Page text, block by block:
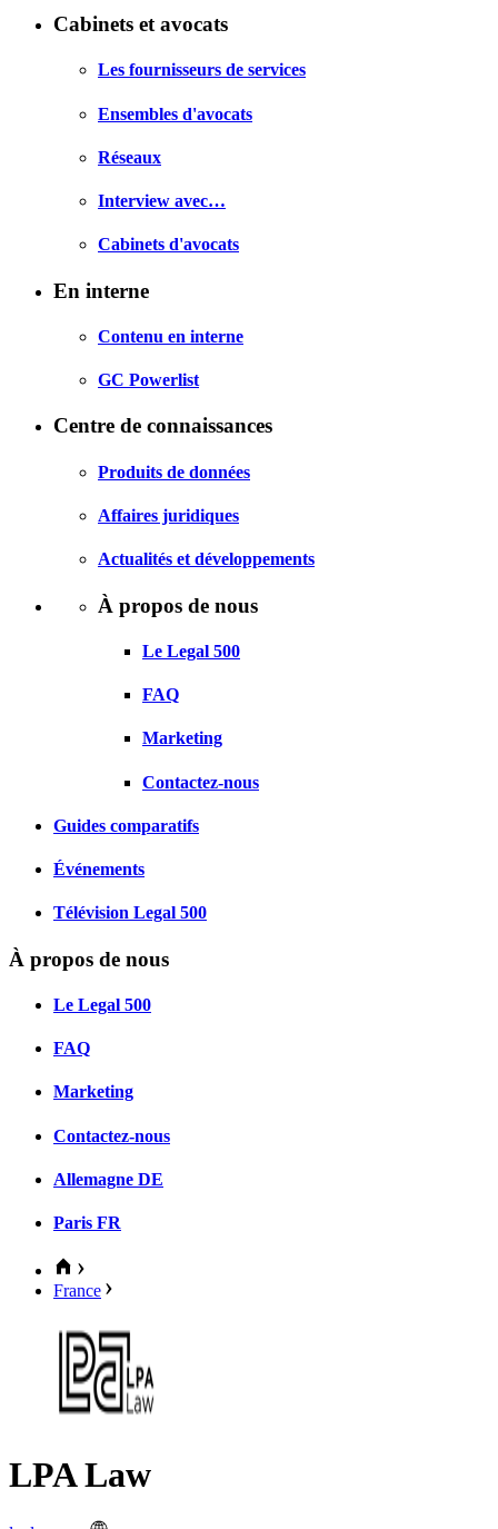
Cabinets et avocats
Les fournisseurs de services
Ensembles d'avocats
Réseaux
Interview avec…
Cabinets d'avocats
En interne
Contenu en interne
GC Powerlist
Centre de connaissances
Produits de données
Affaires juridiques
Actualités et développements
À propos de nous
Le Legal 500
FAQ
Marketing
Contactez-nous
Guides comparatifs
Événements
Télévision Legal 500
À propos de nous
Le Legal 500
FAQ
Marketing
Contactez-nous
Allemagne DE
Paris FR
France
LPA Law